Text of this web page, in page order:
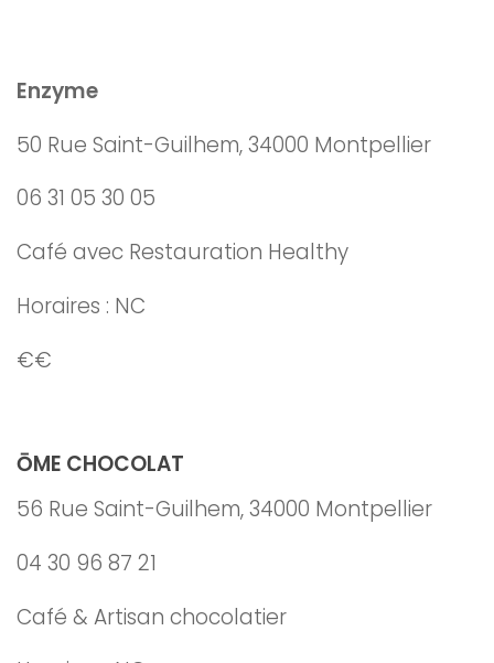
Enzyme
50 Rue Saint-Guilhem, 34000 Montpellier
06 31 05 30 05
Café avec Restauration Healthy
Horaires : NC
€€
ŌME CHOCOLAT
56 Rue Saint-Guilhem, 34000 Montpellier
04 30 96 87 21
Café & Artisan chocolatier